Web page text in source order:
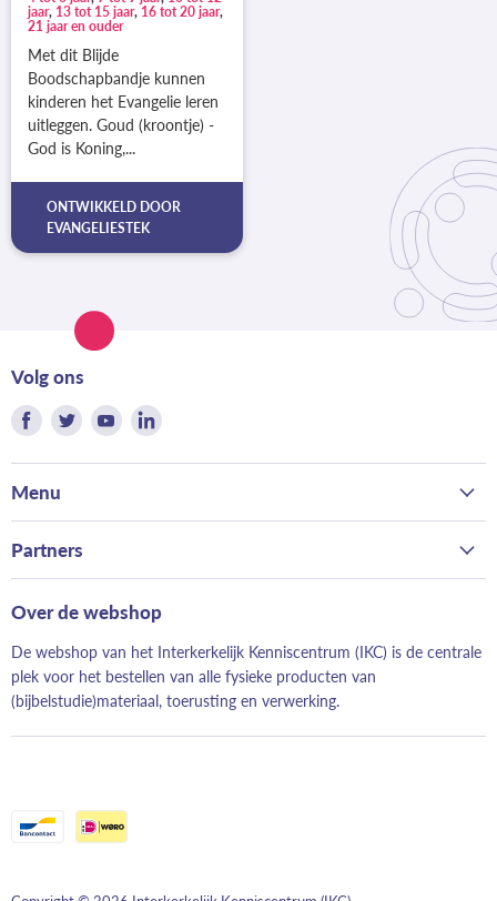
jaar, 13 tot 15 jaar, 16 tot 20 jaar,
21 jaar en ouder
Met dit Blijde
Boodschapbandje kunnen
kinderen het Evangelie leren
uitleggen. Goud (kroontje) -
God is Koning,...
ONTWIKKELD DOOR
EVANGELIESTEK
Volg ons
Vind
Facebook
Vind Vind Vind
Menu
Evangelisatie
Partners
Landelijk Contact Jeugdwerk
Hervormd Jeugdwerk
Evangeliestek
Moeskruid
Over de webshop
De webshop van het Interkerkelijk Kenniscentrum (IKC) is de centrale
plek voor het bestellen van alle fysieke producten van
(bijbelstudie)materiaal, toerusting en verwerking.